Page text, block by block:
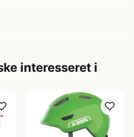
interesseret i